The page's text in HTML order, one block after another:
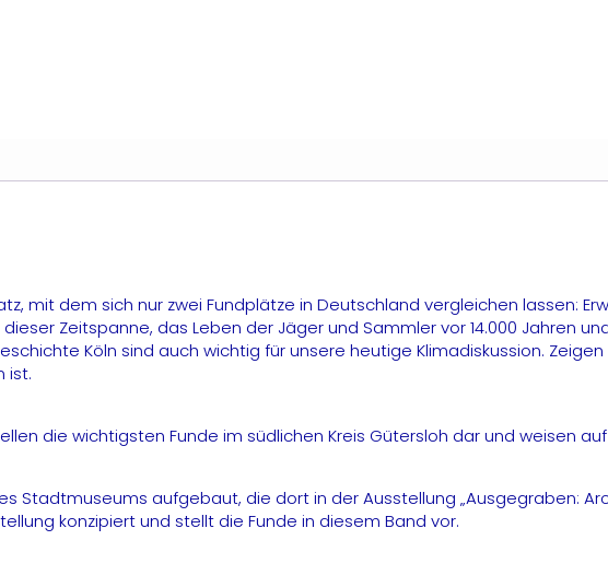
mit dem sich nur zwei Fundplätze in Deutschland vergleichen lassen:
Zeitspanne, das Leben der Jäger und Sammler vor 14.000 Jahren
Köln sind auch wichtig für unsere heutige Klimadiskussion.
ist.
die wichtigsten Funde im südlichen Kreis Gütersloh dar und weisen
aufgebaut, die dort in der Ausstellung „Ausgegraben:
konzipiert und stellt die Funde in diesem Band vor.